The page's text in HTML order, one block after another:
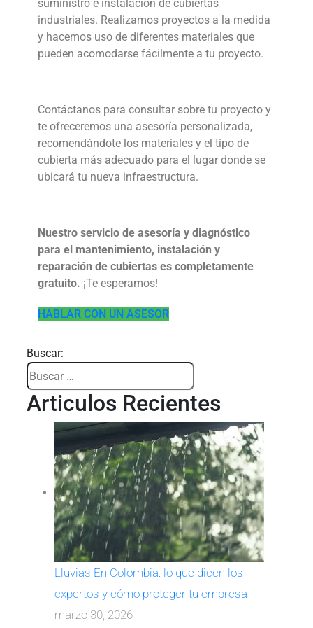
suministro e instalación de cubiertas
industriales. Realizamos proyectos a la medida
y hacemos uso de diferentes materiales que
pueden acomodarse fácilmente a tu proyecto.
Contáctanos para consultar sobre tu proyecto y
te ofreceremos una asesoría personalizada,
recomendándote los materiales y el tipo de
cubierta más adecuado para el lugar donde se
ubicará tu nueva infraestructura.
Nuestro servicio de asesoría y diagnóstico
para el mantenimiento, instalación y
reparación de cubiertas es completamente
gratuito. ¡Te esperamos!
HABLAR CON UN ASESOR
Buscar:
Articulos Recientes
Lluvias En Colombia: lo que dicen los
expertos y cómo proteger tu empresa
marzo 30, 2026